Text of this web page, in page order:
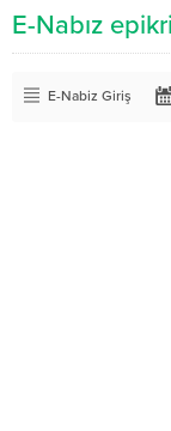
E-Nabız
E-Nabiz Giriş